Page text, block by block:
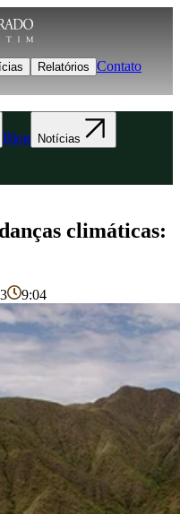
Relatórios Contato
Blog Notícias
climáticas:
9:04